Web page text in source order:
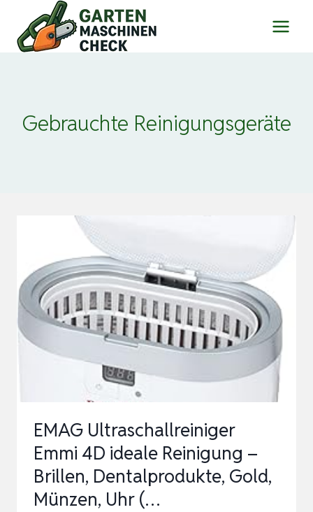
Inhalt
springen
Gebrauchte Reinigungsgeräte
EMAG Ultraschallreiniger
Emmi 4D ideale Reinigung –
Brillen, Dentalprodukte, Gold,
Münzen, Uhr (…